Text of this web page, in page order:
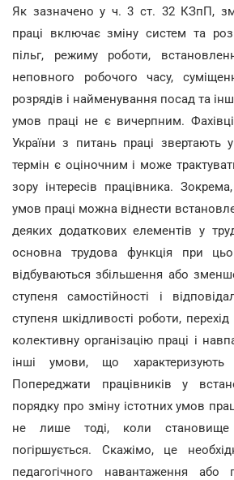
Як зазначено у ч. 3 ст. 32 КЗпП,
праці включає зміну систем та
пільг, режиму роботи,
неповного робочого часу,
розрядів і найменування посад та
умов праці не є вичерпним.
України з питань праці звертають
термін є оціночним і може
зору інтересів працівника.
умов праці можна віднести
деяких додаткових елементів у
основна трудова функція при
відбуваються збільшення або
ступеня самостійності і
ступеня шкідливості роботи,
колективну організацію праці і
інші умови, що характеризують
Попереджати працівників у
порядку про зміну істотних умов
не лише тоді, коли становище
погіршується. Скажімо, це
педагогічного навантаження або